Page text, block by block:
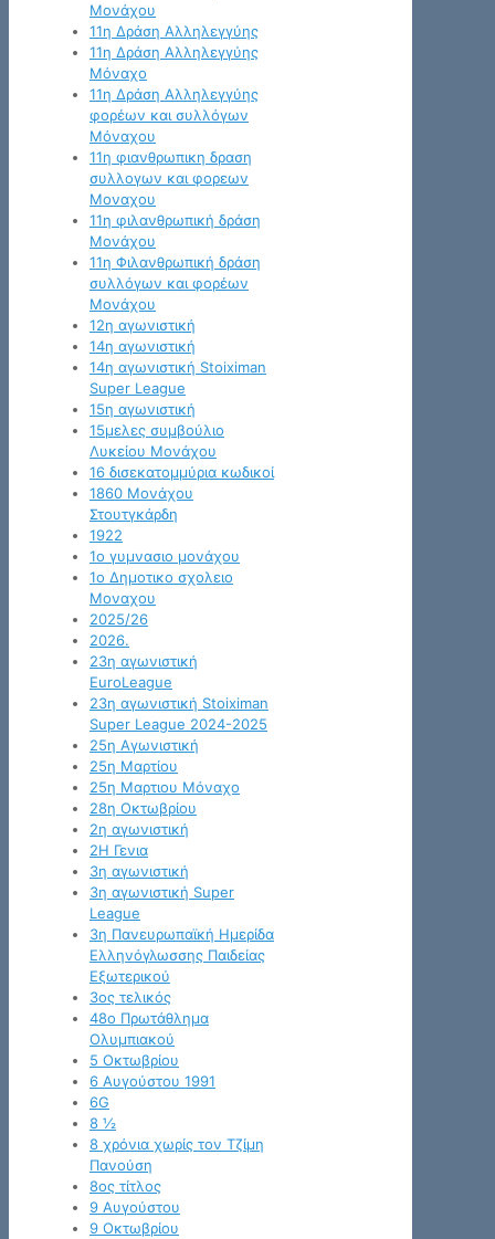
Μονάχου
11η Δράση Αλληλεγγύης
11η Δράση Αλληλεγγύης
Μόναχο
11η Δράση Αλληλεγγύης
φορέων και συλλόγων
Μόναχου
11η φιανθρωπικη δραση
συλλογων και φορεων
Μοναχου
11η φιλανθρωπική δράση
Μονάχου
11η Φιλανθρωπική δράση
συλλόγων και φορέων
Μονάχου
12η αγωνιστική
14η αγωνιστική
14η αγωνιστική Stoiximan
Super League
15η αγωνιστική
15μελες συμβούλιο
Λυκείου Μονάχου
16 δισεκατομμύρια κωδικοί
1860 Μονάχου
Στουτγκάρδη
1922
1ο γυμνασιο μονάχου
1ο Δημοτικο σχολειο
Μοναχου
2025/26
2026.
23η αγωνιστική
EuroLeague
23η αγωνιστική Stoiximan
Super League 2024-2025
25η Αγωνιστική
25η Μαρτίου
25η Μαρτιου Μόναχο
28η Οκτωβρίου
2η αγωνιστική
2Η Γενια
3η αγωνιστική
3η αγωνιστική Super
League
3η Πανευρωπαϊκή Ημερίδα
Ελληνόγλωσσης Παιδείας
Εξωτερικού
3ος τελικός
48ο Πρωτάθλημα
Ολυμπιακού
5 Οκτωβρίου
6 Αυγούστου 1991
6G
8 ½
8 χρόνια χωρίς τον Τζίμη
Πανούση
8ος τίτλος
9 Αυγούστου
9 Οκτωβρίου